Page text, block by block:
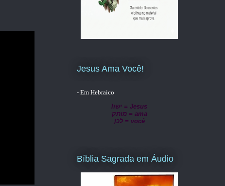
Jesus Ama Você!
- Em Hebraico
lישו = Jesus
מותק = ama
לכן = você
Bíblia Sagrada em Áudio